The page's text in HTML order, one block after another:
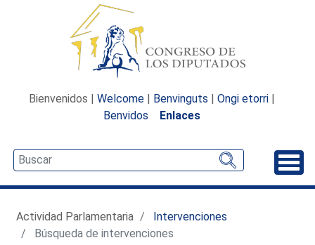
Bienvenidos | Welcome | Benvinguts | Ongi etorri |
Benvidos
Enlaces
Actividad Parlamentaria
Intervenciones
Búsqueda de intervenciones